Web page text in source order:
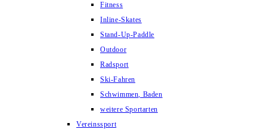
Fitness
Inline-Skates
Stand-Up-Paddle
Outdoor
Radsport
Ski-Fahren
Schwimmen, Baden
weitere Sportarten
Vereinssport